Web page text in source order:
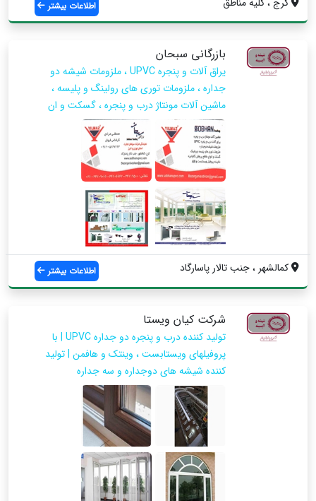
اطلاعات بیشتر
بازرگانی سبحان
یراق آلات و پنجره UPVC ، ملزومات شیشه دو
جداره ، ملزومات توری های رولینگ و پلیسه ،
ماشین آلات مونتاژ درب و پنجره ، گسکت و ان
کمالشهر ، جنب تالار پاسارگاد اطلاعات بیشتر
شرکت کیان ویستا
تولید کننده درب و پنجره دو جداره UPVC | با
پروفیلهای ویستابست ، وینتک و هافمن | تولید
کننده شیشه های دوجداره و سه جداره